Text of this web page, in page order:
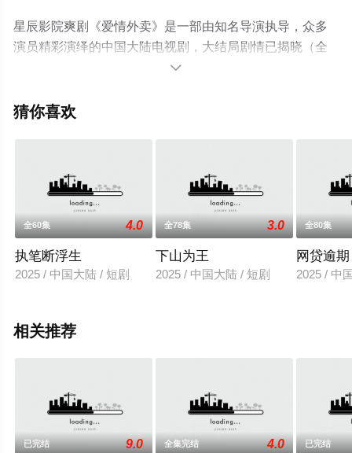
星辰影院爽剧《爱情外卖》是一部由知名导演执导，众多
演员精彩演绎的中国大陆电视剧，大结局剧情已揭晓（全
31集），手机免费观看高清未删减完整版电视剧全集就上
或剧情网等平台了解。

猜你喜欢
全60集 4.0
执笔断浮生
2025 / 中国大陆 / 短剧
全78集 3.0
下山为王
2025 / 中国大陆 / 短剧
全80集
网贷逾期
2025 / 中
相关推荐
已完结 9.0 全集完结 4.0 已完结